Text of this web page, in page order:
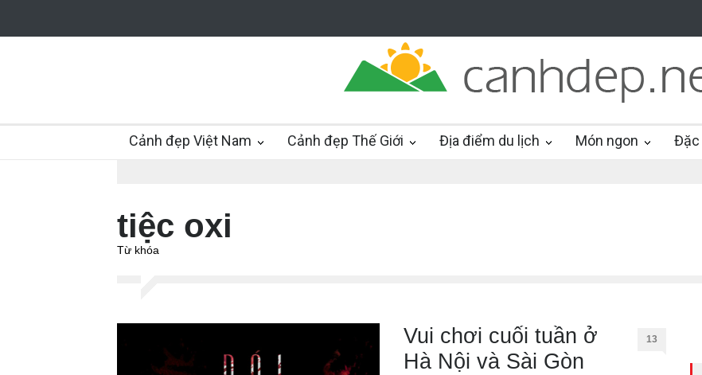
Cảnh đẹp Việt Nam Cảnh đẹp Thế Giới Địa điểm du lịch Món ngon Đặc
tiệc oxi
Từ khóa
Vui chơi cuối tuần ở
Hà Nội và Sài Gòn
13